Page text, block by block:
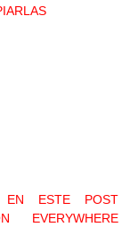
EN ESTE POST
EVERYWHERE